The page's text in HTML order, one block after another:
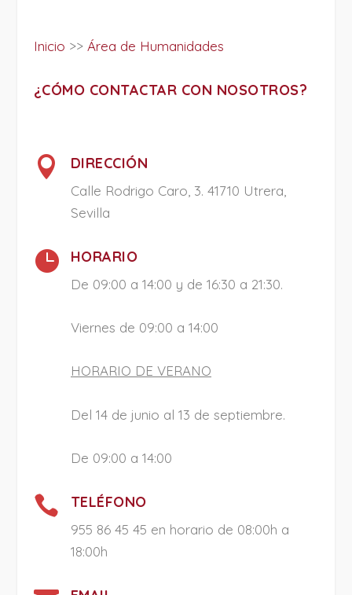
Inicio >> Área de Humanidades
¿CÓMO CONTACTAR CON NOSOTROS?
 DIRECCIÓN
Calle Rodrigo Caro, 3. 41710 Utrera,
Sevilla
 HORARIO
De 09:00 a 14:00 y de 16:30 a 21:30.
Viernes de 09:00 a 14:00
HORARIO DE VERANO
Del 14 de junio al 13 de septiembre.
De 09:00 a 14:00
 TELÉFONO
955 86 45 45 en horario de 08:00h a
18:00h